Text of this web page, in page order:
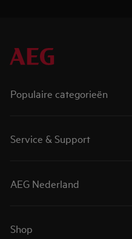
Populaire categorieën
Service & Support
AEG Nederland
Shop